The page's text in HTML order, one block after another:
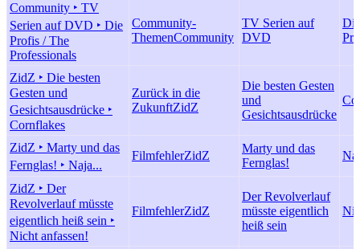
Community ‣ TV
Serien auf DVD ‣ Die
Profis / The
Professionals
Community-
ThemenCommunity
TV Serien auf
DVD
ZidZ ‣ Die besten
Gesten und
Gesichtsausdrücke ‣
Cornflakes
Zurück in die
ZukunftZidZ
Die besten Gesten
und
Gesichtsausdrücke
ZidZ ‣ Marty und das
Fernglas! ‣ Naja...
FilmfehlerZidZ
Marty und das
Fernglas!
ZidZ ‣ Der
Revolverlauf müsste
eigentlich heiß sein ‣
Nicht anfassen!
FilmfehlerZidZ
Der Revolverlauf
müsste eigentlich
heiß sein